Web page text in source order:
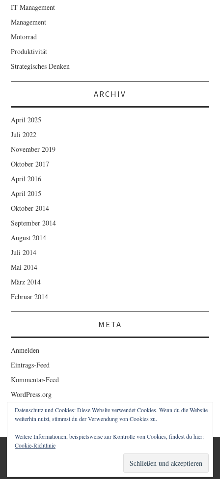
IT Management
Management
Motorrad
Produktivität
Strategisches Denken
ARCHIV
April 2025
Juli 2022
November 2019
Oktober 2017
April 2016
April 2015
Oktober 2014
September 2014
August 2014
Juli 2014
Mai 2014
März 2014
Februar 2014
META
Anmelden
Eintrags-Feed
Kommentar-Feed
WordPress.org
© 2026 1STCLOUD BLOG – CHRISTIAN SCHWAIGER. ALLE
RECHTE VORBEHALTEN.
VON ATHEMES
Datenschutz und Cookies: Diese Website verwendet Cookies. Wenn du die Website
weiterhin nutzt, stimmst du der Verwendung von Cookies zu.
Weitere Informationen, beispielsweise zur Kontrolle von Cookies, findest du hier:
Cookie-Richtlinie